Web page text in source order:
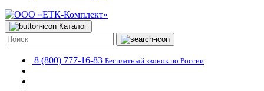
Каталог
8 (800) 777-16-83 Бесплатный звонок по России